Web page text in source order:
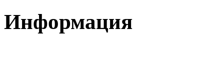
Информация